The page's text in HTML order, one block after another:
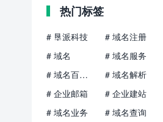
热门标签
# 垦派科技 # 域名注册
# 域名
# 域名服务
# 域名百科知识
# 域名解析
# 企业邮箱
# 企业建站
# 域名业务
# 域名查询